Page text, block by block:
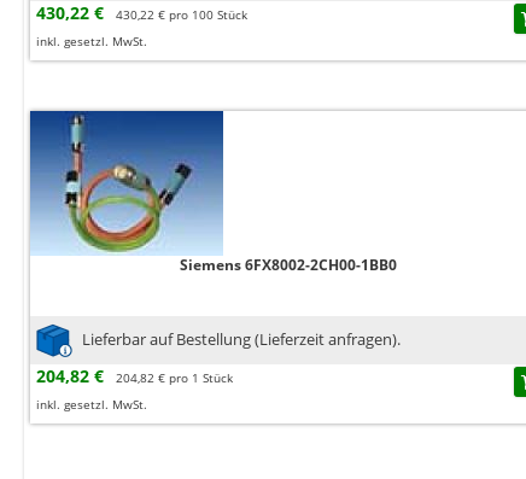
430,22 €
430,22 € pro 100 Stück
inkl. gesetzl. MwSt.
Siemens 6FX8002-2CH00-1BB0
Lieferbar auf Bestellung (Lieferzeit anfragen).
204,82 €
204,82 € pro 1 Stück
inkl. gesetzl. MwSt.